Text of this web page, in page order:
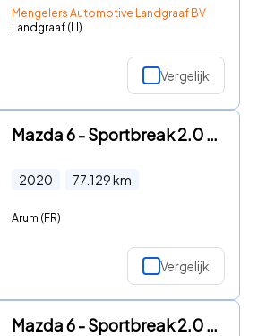
Mengelers Automotive Landgraaf BV
Landgraaf (LI)
Vergelijk
Mazda 6 - Sportbreak 2.0 SkyActiv-G 165PK Comfort AUTOM. | HUD | NAVI
2020 77.129km
Arum (FR)
Vergelijk
Mazda 6 - Sportbreak 2.0 SkyActiv-G 165 Centre-Line | 360 Camera | Nav